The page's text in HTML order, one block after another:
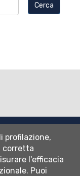
profilazione,
corretta
l'efficacia
Puoi